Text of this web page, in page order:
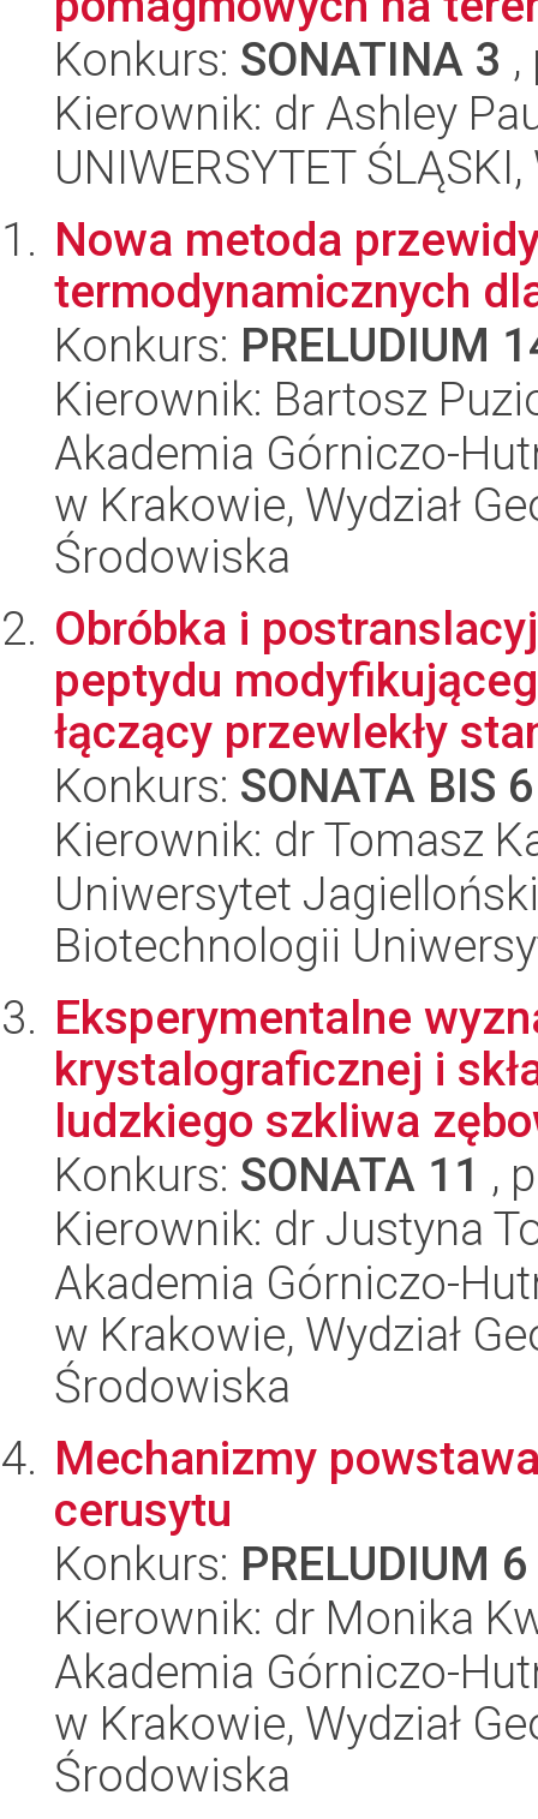
Konkurs: SONATINA 3
Kierownik: dr Ashley
UNIWERSYTET
Nowa metoda
termodynamicznych
Konkurs: PRELUDIUM
Kierownik: Bartosz
Akademia Górniczo-
w Krakowie, Wydział
Środowiska
Obróbka i
peptydu
łączący przewlekły
Konkurs: SONATA BIS 6
Kierownik: dr Tomasz
Uniwersytet
Biotechnologii
Eksperymentalne
krystalograficznej i
ludzkiego szkliwa
Konkurs: SONATA 11 ,
Kierownik: dr Justyna
Akademia Górniczo-
w Krakowie, Wydział
Środowiska
Mechanizmy
cerusytu
Konkurs: PRELUDIUM 6
Kierownik: dr Monika
Akademia Górniczo-
w Krakowie, Wydział
Środowiska